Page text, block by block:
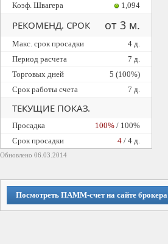
Обновлено 06.03.2014
Коэф. Швагера
1,094
РЕКОМЕНД. СРОК от 3 м.
Макс. срок просадки
4 д.
Период расчета
7 д.
Торговых дней
5 (100%)
Срок работы счета
7 д.
ТЕКУЩИЕ ПОКАЗ.
Просадка 100% / 100%
Cрок просадки
4 / 4 д.
Посмотреть ПАММ-счет на сайте брокера